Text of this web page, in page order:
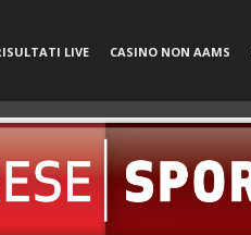
LIVE CASINO NON AAMS